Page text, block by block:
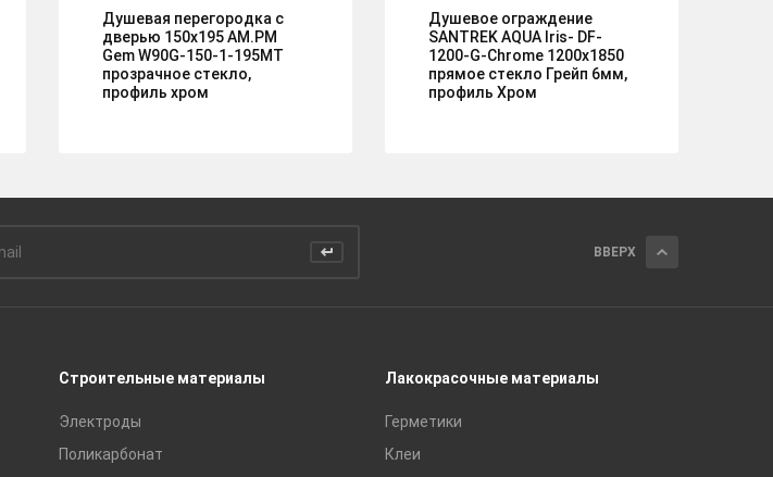
Душевая перегородка с
дверью 150x195 AM.PM
Gem W90G-150-1-195MT
прозрачное стекло,
профиль хром
Душевое ограждение
SANTREK AQUA Iris- DF-
1200-G-Chrome 1200х1850
прямое стекло Грейп 6мм,
профиль Хром
ВВЕРХ
Строительные материалы
Электроды
Поликарбонат
Лакокрасочные материалы
Герметики
Клеи